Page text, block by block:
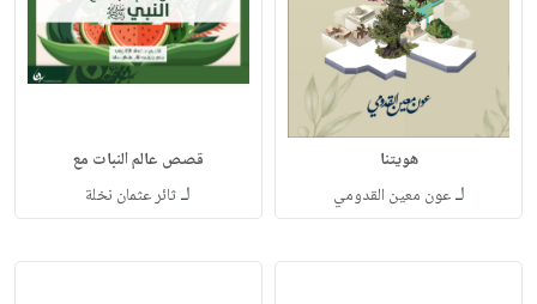
هويتنا
لـعون معين القدومي
قصص عالم النبات مع
لـثائر عثمان نخلة